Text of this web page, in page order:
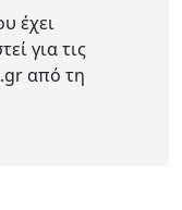
έχει
για τις
από τη